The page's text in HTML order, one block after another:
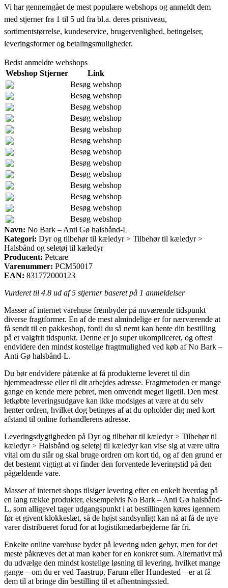
Vi har gennemgået de mest populære webshops og anmeldt dem
med stjerner fra 1 til 5 ud fra bl.a. deres prisniveau,
sortimentstørrelse, kundeservice, brugervenlighed, betingelser,
leveringsformer og betalingsmuligheder.
Bedst anmeldte webshops
Webshop Stjerner
Link
Besøg webshop
Besøg webshop
Besøg webshop
Besøg webshop
Besøg webshop
Besøg webshop
Besøg webshop
Besøg webshop
Besøg webshop
Besøg webshop
Besøg webshop
Besøg webshop
Besøg webshop
Navn: No Bark – Anti Gø halsbånd-L
Kategori: Dyr og tilbehør til kæledyr > Tilbehør til kæledyr >
Halsbånd og seletøj til kæledyr
Producent: Petcare
Varenummer: PCM50017
EAN: 831772000123
Vurderet til 4.8 ud af 5 stjerner baseret på 1 anmeldelser
Masser af internet varehuse frembyder på nuværende tidspunkt
diverse fragtformer. En af de mest almindelige er for nærværende at
få sendt til en pakkeshop, fordi du så nemt kan hente din bestilling
på et valgfrit tidspunkt. Denne er jo super ukompliceret, og oftest
endvidere den mindst kostelige fragtmulighed ved køb af No Bark –
Anti Gø halsbånd-L.
Du bør endvidere påtænke at få produkterne leveret til din
hjemmeadresse eller til dit arbejdes adresse. Fragtmetoden er mange
gange en kende mere pebret, men omvendt meget ligetil. Den mest
letkøbte leveringsudgave kan ikke modsiges at være at du selv
henter ordren, hvilket dog betinges af at du opholder dig med kort
afstand til online forhandlerens adresse.
Leveringsdygtigheden på Dyr og tilbehør til kæledyr > Tilbehør til
kæledyr > Halsbånd og seletøj til kæledyr kan vise sig at være ultra
vital om du står og skal bruge ordren om kort tid, og af den grund er
det bestemt vigtigt at vi finder den forventede leveringstid på den
pågældende vare.
Masser af internet shops tilsiger levering efter en enkelt hverdag på
en lang række produkter, eksempelvis No Bark – Anti Gø halsbånd-
L, som alligevel tager udgangspunkt i at bestillingen køres igennem
før et givent klokkeslæt, så de højst sandsynligt kan nå at få de nye
varer distribueret forud for at logistikmedarbejderne får fri.
Enkelte online varehuse byder på levering uden gebyr, men for det
meste påkræves det at man køber for en konkret sum. Alternativt må
du udvælge den mindst kostelige løsning til levering, hvilket mange
gange – om du er ved Taastrup, Farum eller Hundested – er at få
dem til at bringe din bestilling til et afhentningssted.